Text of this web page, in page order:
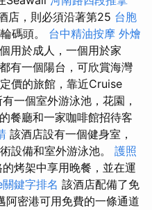
店，則必須沿著第25 台胞
碼頭。 台中精油按摩 外燴
用於成人，一個用於家
有一個陽台，可欣賞海灣
價的旅館，靠近Cruise
一個室外游泳池，花園，
餐廳和一家咖啡館招待客
該酒店設有一個健身室，
設備和室外游泳池。 護照
烤架中享用晚餐，並在運
鍵字排名 該酒店配備了免
阿密港可用免費的一條通道